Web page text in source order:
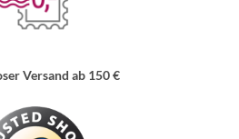
Versand ab 150 €